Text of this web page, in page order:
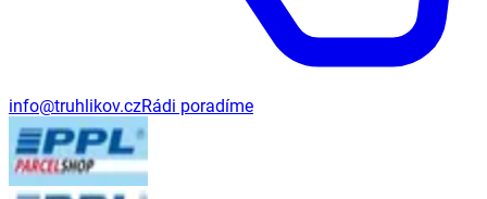
info@truhlikov.czRádi poradíme